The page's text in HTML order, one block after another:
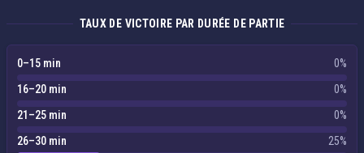
TAUX DE VICTOIRE PAR DURÉE DE PARTIE
0–15 min
0%
16–20 min
0%
21–25 min
0%
26–30 min
25%